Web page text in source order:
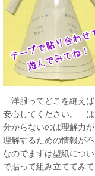
「洋服ってどこを縫え
安心してください。 は
分からないのは理解力
理解するための情報が
なのでまずは型紙につ
で貼って組み立ててみて